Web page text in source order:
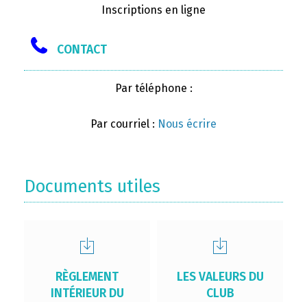
Inscriptions en ligne
CONTACT
Par téléphone :
Par courriel : Nous écrire
Documents utiles
RÈGLEMENT
INTÉRIEUR DU
LES VALEURS DU
CLUB